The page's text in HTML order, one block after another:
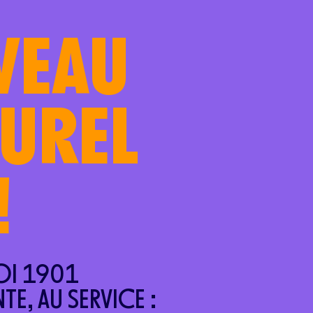
1901
AU SERVICE :